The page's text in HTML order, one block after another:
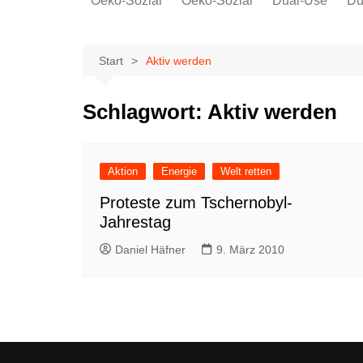
Arbeitsplätze
IG Metall
Arbeitsplätze
Start Aktiv werden
Schlagwort: Aktiv werden
Aktion Energie Welt retten
Proteste zum Tschernobyl-
Jahrestag
Daniel Häfner 9. März 2010